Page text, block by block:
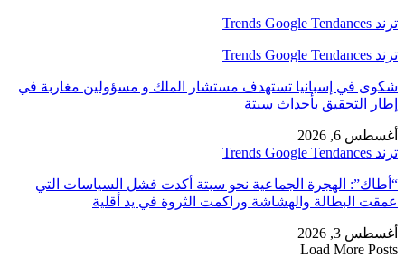
ترند Trends Google Tendances
ترند Trends Google Tendances
شكوى في إسبانيا تستهدف مستشار الملك و مسؤولين مغاربة في
إطار التحقيق بأحداث سبتة
أغسطس 6, 2026
ترند Trends Google Tendances
“أطاك”: الهجرة الجماعية نحو سبتة أكدت فشل السياسات التي
عمقت البطالة والهشاشة وراكمت الثروة في يد أقلية
أغسطس 3, 2026
Load More Posts